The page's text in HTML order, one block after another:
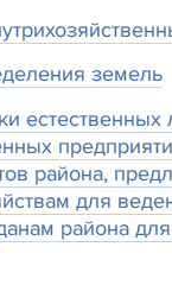
земель
естественных
района,
для
района